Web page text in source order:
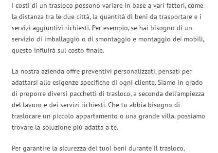
I costi di un trasloco possono variare in base a vari fattori, come
la distanza tra le due città, la quantità di beni da trasportare e i
servizi aggiuntivi richiesti. Per esempio, se hai bisogno di un
servizio di imballaggio o di smontaggio e montaggio dei mobili,
questo influirà sul costo finale.
La nostra azienda offre preventivi personalizzati, pensati per
adattarsi alle esigenze specifiche di ogni cliente. Siamo in grado
di proporre diversi pacchetti di trasloco, a seconda dell’ampiezza
del lavoro e dei servizi richiesti. Che tu abbia bisogno di
traslocare un piccolo appartamento o una grande villa, possiamo
trovare la soluzione più adatta a te.
Per garantire la sicurezza dei tuoi beni durante il trasloco,